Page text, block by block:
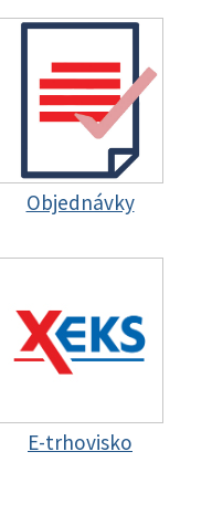
Objednávky
E-trhovisko